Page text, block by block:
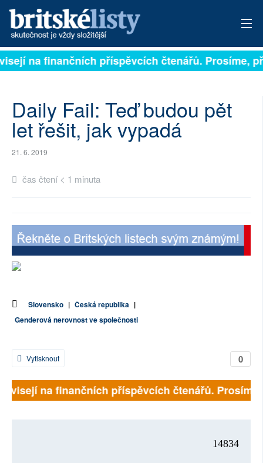
PŘIHLÁSIT
ARCHIV
AUTOŘI
RUBRIKY
na finančních příspěvcích čtenářů. Prosíme,
Daily Fail: Teď budou pět
let řešit, jak vypadá
21. 6. 2019
čas čtení < 1 minuta
Slovensko | Česká republika |
Genderová nerovnost ve společnosti
0
Vytisknout
na finančních příspěvcích čtenářů. Prosíme,
14834